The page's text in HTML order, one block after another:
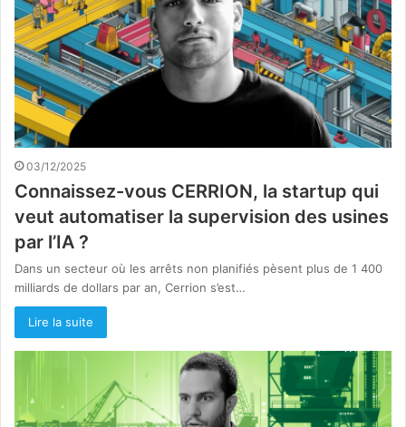
03/12/2025
Connaissez-vous CERRION, la startup qui
veut automatiser la supervision des usines
par l’IA ?
Dans un secteur où les arrêts non planifiés pèsent plus de 1 400
milliards de dollars par an, Cerrion s’est…
Lire la suite